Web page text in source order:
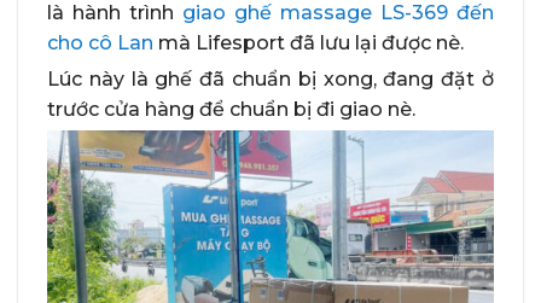
là hành trình giao ghế massage LS-369 đến
cho cô Lan mà Lifesport đã lưu lại được nè.
Lúc này là ghế đã chuẩn bị xong, đang đặt ở
trước cửa hàng để chuẩn bị đi giao nè.